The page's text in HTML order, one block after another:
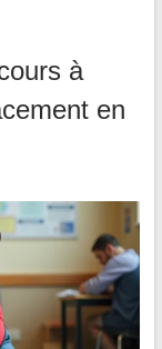
à
en